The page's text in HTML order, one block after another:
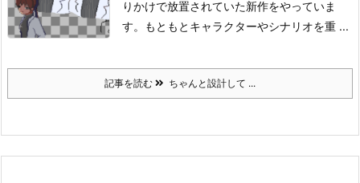
りかけで放置されていた新作をやっていま
す。
もともとキャラクターやシナリオを重 ...
記事を読む ちゃんと設計して ...